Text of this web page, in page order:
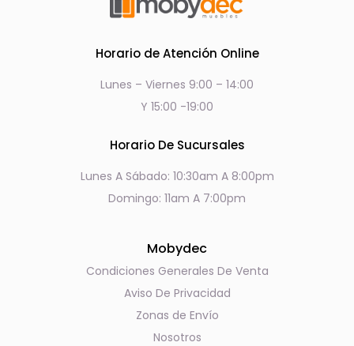
Horario de Atención Online
Lunes – Viernes 9:00 – 14:00
Y 15:00 -19:00
Horario De Sucursales
Lunes A Sábado: 10:30am A 8:00pm
Domingo: 11am A 7:00pm
Mobydec
Condiciones Generales De Venta
Aviso De Privacidad
Zonas de Envío
Nosotros